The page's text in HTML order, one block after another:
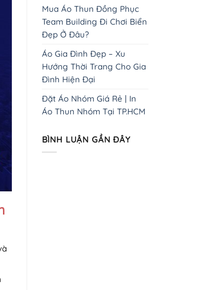
Mua Áo Thun Đồng Phục
Team Building Đi Chơi Biển
Đẹp Ở Đâu?
Áo Gia Đình Đẹp – Xu
Hướng Thời Trang Cho Gia
Đình Hiện Đại
Đặt Áo Nhóm Giá Rẻ | In
Áo Thun Nhóm Tại TP.HCM
BÌNH LUẬN GẦN ĐÂY